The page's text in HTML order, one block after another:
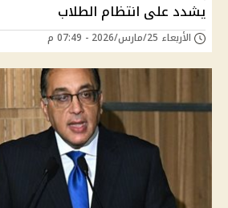
يشدد على انتظام الطلاب
الأربعاء 25/مارس/2026 - 07:49 م